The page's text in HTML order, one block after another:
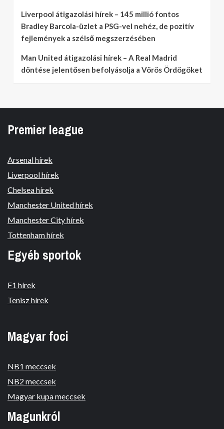
Liverpool átigazolási hírek – 145 millió fontos
Bradley Barcola-üzlet a PSG-vel nehéz, de pozitív
fejlemények a szélső megszerzésében
Man United átigazolási hírek – A Real Madrid
döntése jelentősen befolyásolja a Vörös Ördögöket
Premier league
Arsenal hírek
Liverpool hírek
Chelsea hírek
Manchester United hírek
Manchester City hírek
Tottenham hírek
Egyéb sportok
F1 hírek
Tenisz hírek
Magyar foci
NB1 meccsek
NB2 meccsek
Magyar kupa meccsek
Magunkról